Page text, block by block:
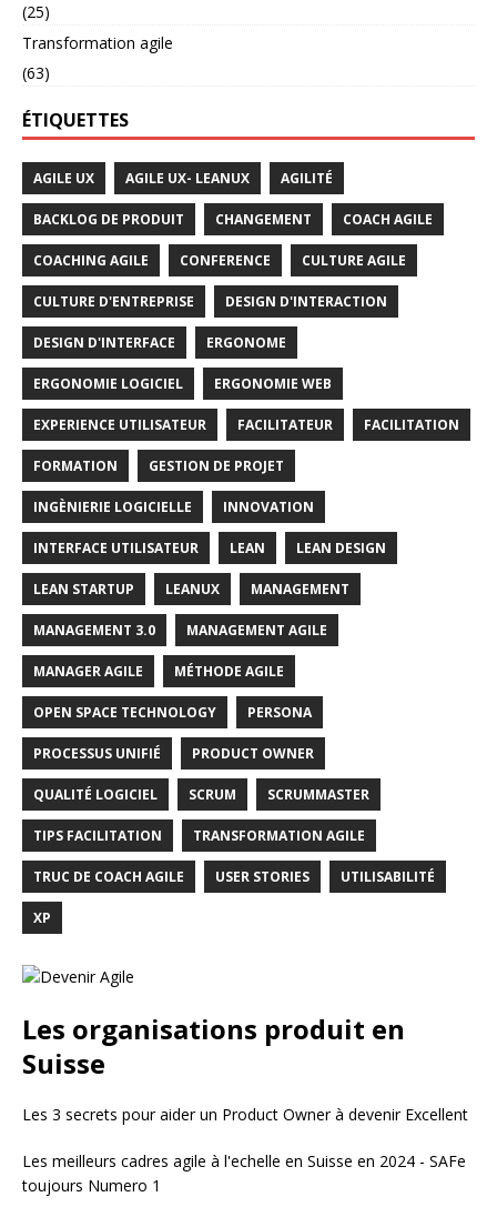
(25)
Transformation agile
(63)
ÉTIQUETTES
AGILE UX AGILE UX- LEANUX AGILITÉ
BACKLOG DE PRODUIT CHANGEMENT COACH AGILE
COACHING AGILE CONFERENCE CULTURE AGILE
CULTURE D'ENTREPRISE DESIGN D'INTERACTION
DESIGN D'INTERFACE ERGONOME
ERGONOMIE LOGICIEL ERGONOMIE WEB
EXPERIENCE UTILISATEUR FACILITATEUR FACILITATION
FORMATION GESTION DE PROJET
INGÈNIERIE LOGICIELLE INNOVATION
INTERFACE UTILISATEUR LEAN LEAN DESIGN
LEAN STARTUP LEANUX MANAGEMENT
MANAGEMENT 3.0 MANAGEMENT AGILE
MANAGER AGILE MÉTHODE AGILE
OPEN SPACE TECHNOLOGY PERSONA
PROCESSUS UNIFIÉ PRODUCT OWNER
QUALITÉ LOGICIEL SCRUM SCRUMMASTER
TIPS FACILITATION TRANSFORMATION AGILE
TRUC DE COACH AGILE USER STORIES UTILISABILITÉ
XP
Les organisations produit en
Suisse
Les 3 secrets pour aider un Product Owner à devenir Excellent
Les meilleurs cadres agile à l'echelle en Suisse en 2024 - SAFe
toujours Numero 1